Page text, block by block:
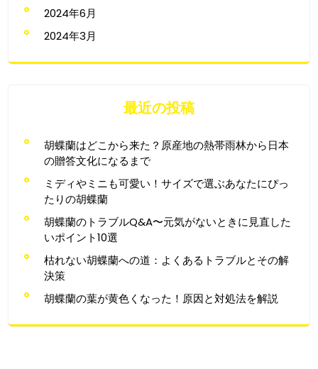
2024年6月
2024年3月
最近の投稿
胡蝶蘭はどこから来た？原産地の熱帯雨林から日本
の贈答文化になるまで
ミディやミニも可愛い！サイズで選ぶあなたにぴっ
たりの胡蝶蘭
胡蝶蘭のトラブルQ&A〜元気がないときに見直した
いポイント10選
枯れない胡蝶蘭への道：よくあるトラブルとその解
決策
胡蝶蘭の葉が黄色くなった！原因と対処法を解説